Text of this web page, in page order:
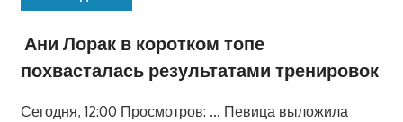
Ани Лорак в коротком топе
похвасталась результатами тренировок
Сегодня, 12:00 Просмотров: … Певица выложила